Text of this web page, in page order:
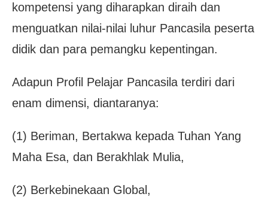
kompetensi yang diharapkan diraih dan
menguatkan nilai-nilai luhur Pancasila peserta
didik dan para pemangku kepentingan.
Adapun Profil Pelajar Pancasila terdiri dari
enam dimensi, diantaranya:
(1) Beriman, Bertakwa kepada Tuhan Yang
Maha Esa, dan Berakhlak Mulia,
(2) Berkebinekaan Global,